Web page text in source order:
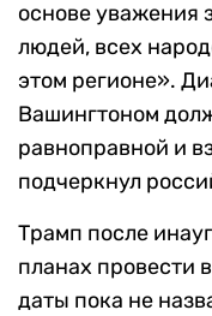
основе уважения
людей, всех
этом регионе».
Вашингтоном
равноправной и
подчеркнул
Трамп после
планах провести
даты пока не